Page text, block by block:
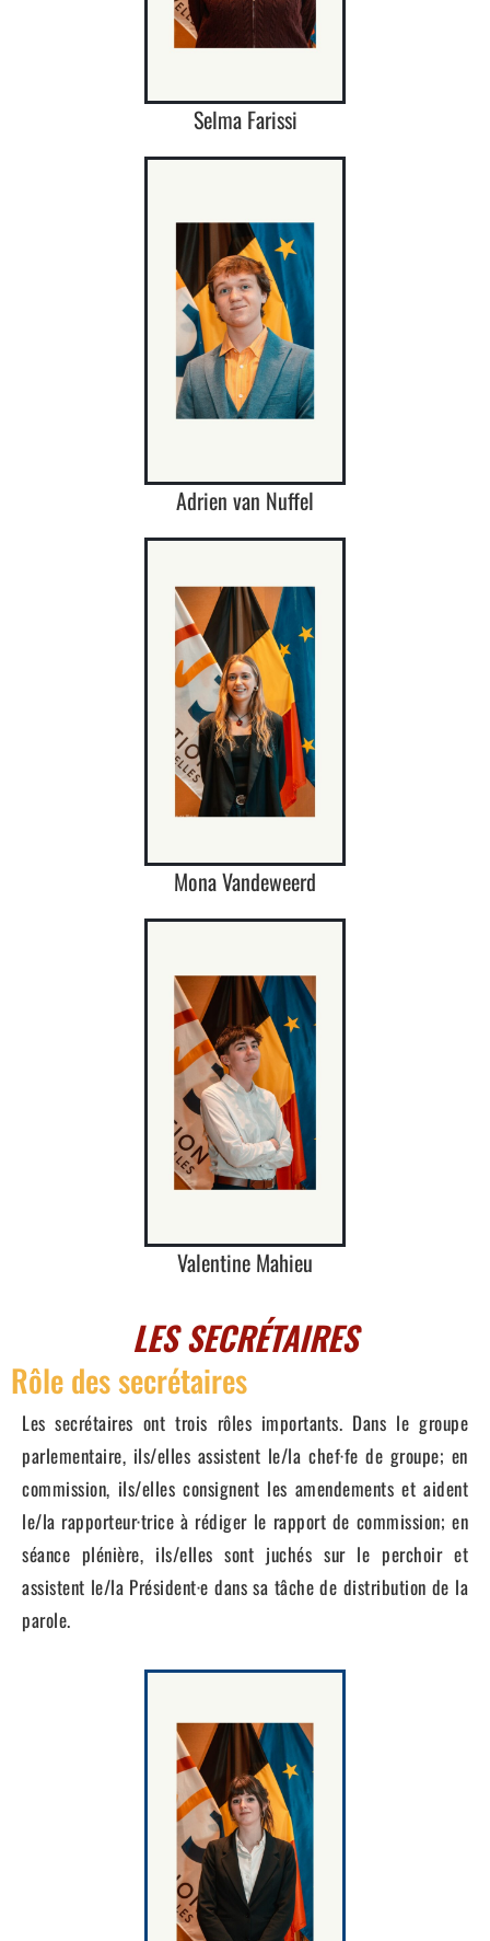
Selma Farissi
Adrien van Nuffel
Mona Vandeweerd
Valentine Mahieu
LES SECRÉTAIRES
Rôle des secrétaires
Les secrétaires ont trois rôles importants. Dans le groupe
parlementaire, ils/elles assistent le/la chef·fe de groupe; en
commission, ils/elles consignent les amendements et aident
le/la rapporteur·trice à rédiger le rapport de commission; en
séance plénière, ils/elles sont juchés sur le perchoir et
assistent le/la Président·e dans sa tâche de distribution de la
parole.